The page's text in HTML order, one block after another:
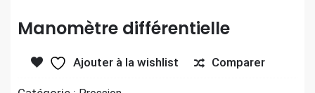
Manomètre différentielle
Ajouter à la wishlist Comparer